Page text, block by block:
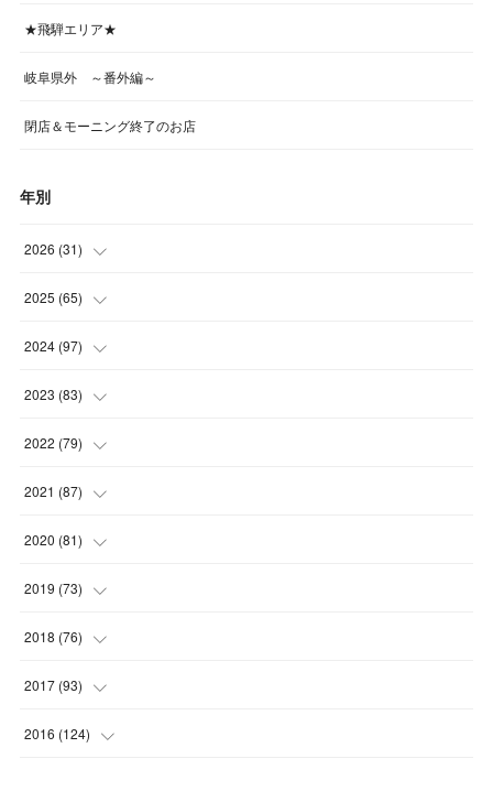
★飛騨エリア★
岐阜県外 ～番外編～
閉店＆モーニング終了のお店
年別
2026 (31)
(4
(4
(5
(4
2025 (65)
(5
(6
(6
(6
2024 (97)
(5
(7
(7
(8
2023 (83)
(6
(7
(7
(9
2022 (79)
(4
(8
(10
(7
2021 (87)
(12 )
(9
(11
(1
2020 (81)
(10 )
(11 )
(8
(7)
2019 (73)
(4
(6
(4)
2018 (76)
(9
(3)
2017 (93)
(7)
2016 (124)